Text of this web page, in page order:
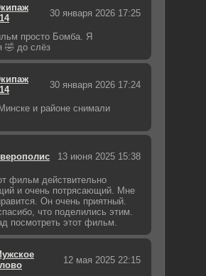
30 января 2026 17:25
просто Бомба. Я
🤣 до слёз
30 января 2026 17:24
и районе снимали
13 июня 2025 15:38
фильм действительно
и очень потрясающий. Мне
Он очень приятный.
что поделились этим.
посмотреть этот фильм.
12 мая 2025 22:15